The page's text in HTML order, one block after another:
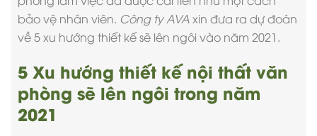
bảo vệ nhân viên. Công ty AVAxin đưa ra dự đoán
về 5 xu hướng thiết kế sẽ lên ngôi vào năm 2021.
5 Xu hướng thiết kế nội thất văn
phòng sẽ lên ngôi trong năm
2021